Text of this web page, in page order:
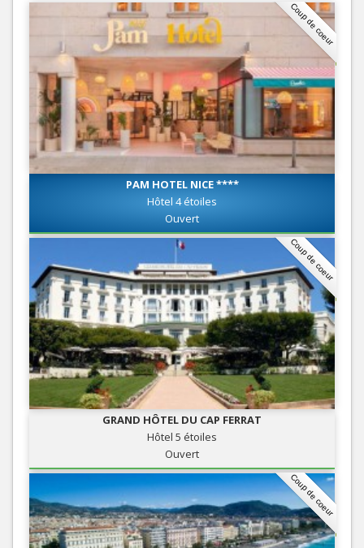
Coup de coeur
PAM HOTEL NICE ****
Hôtel 4 étoiles
Ouvert
Coup de coeur
GRAND HÔTEL DU CAP FERRAT
Hôtel 5 étoiles
Ouvert
Coup de coeur